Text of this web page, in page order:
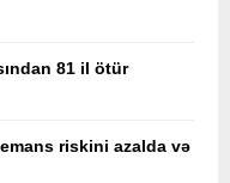
81 il ötür
riskini azalda və